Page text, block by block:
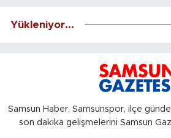
Yükleniyor...
Samsun Haber, Samsunspor, ilçe
son dakika gelişmelerini Samsun